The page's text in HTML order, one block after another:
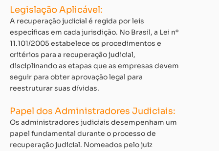
Legislação Aplicável:
A recuperação judicial é regida por leis
específicas em cada jurisdição. No Brasil, a Lei nº
11.101/2005 estabelece os procedimentos e
critérios para a recuperação judicial,
disciplinando as etapas que as empresas devem
seguir para obter aprovação legal para
reestruturar suas dívidas.
Papel dos Administradores Judiciais:
Os administradores judiciais desempenham um
papel fundamental durante o processo de
recuperação judicial. Nomeados pelo juiz